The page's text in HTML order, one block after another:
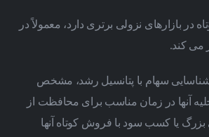
در بازارهای نزولی برتری دارد، معمولاً در
می کند.
شناسایی سهام با پتانسیل رشد، مشخص
آنها در زمان مناسب برای محافظت از
یا کسب سود با فروش کوتاه آنها